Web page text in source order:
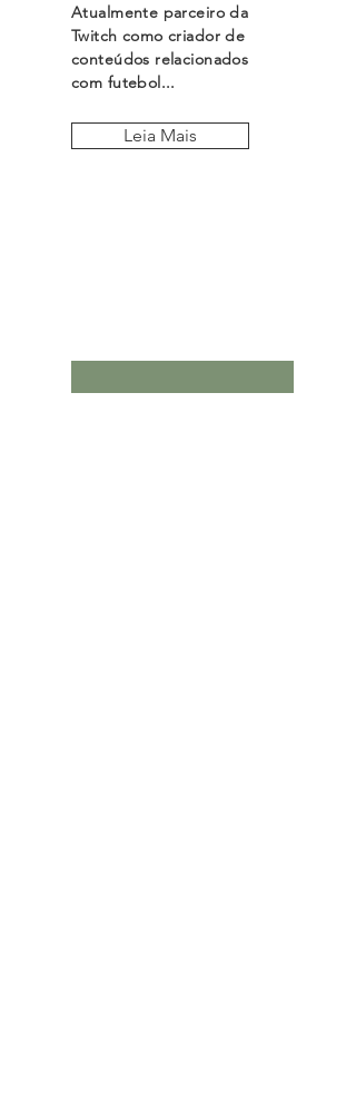
Atualmente parceiro da
Twitch como criador de
conteúdos relacionados
com futebol...
Leia Mais